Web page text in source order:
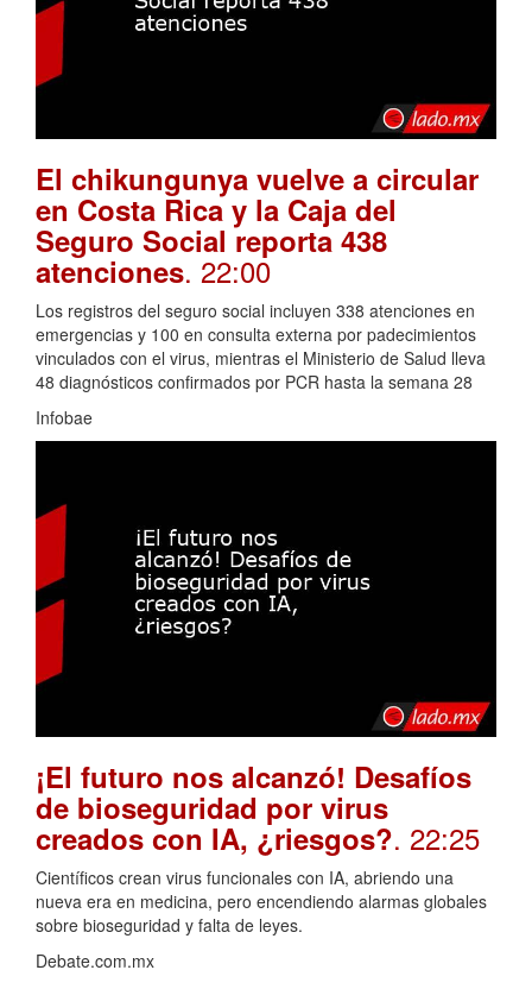
El chikungunya vuelve a circular
en Costa Rica y la Caja del
Seguro Social reporta 438
atenciones. 22:00
Los registros del seguro social incluyen 338 atenciones en
emergencias y 100 en consulta externa por padecimientos
vinculados con el virus, mientras el Ministerio de Salud lleva
48 diagnósticos confirmados por PCR hasta la semana 28
Infobae
¡El futuro nos alcanzó! Desafíos
de bioseguridad por virus
creados con IA, ¿riesgos?. 22:25
Científicos crean virus funcionales con IA, abriendo una
nueva era en medicina, pero encendiendo alarmas globales
sobre bioseguridad y falta de leyes.
Debate.com.mx